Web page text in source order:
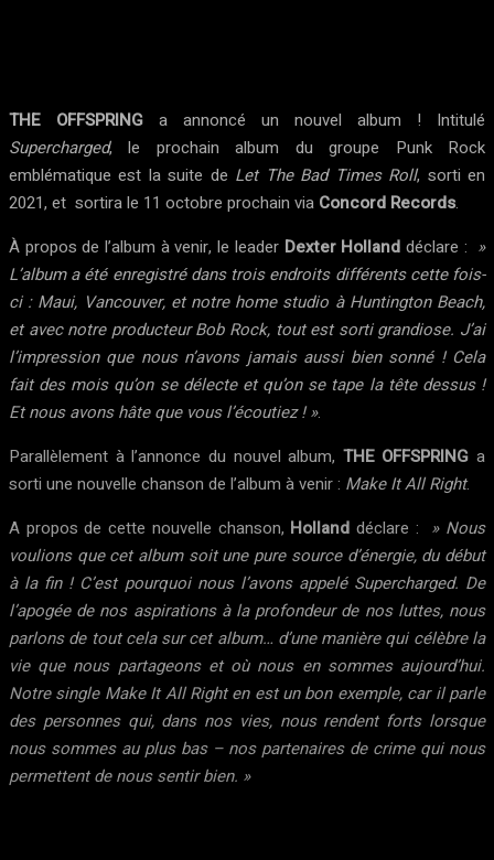
THE OFFSPRING a annoncé un nouvel album ! Intitulé
Supercharged, le prochain album du groupe Punk Rock
emblématique est la suite de Let The Bad Times Roll, sorti en
2021, et sortira le 11 octobre prochain via Concord Records.
À propos de l’album à venir, le leader Dexter Holland déclare : »
L’album a été enregistré dans trois endroits différents cette fois-
ci : Maui, Vancouver, et notre home studio à Huntington Beach,
et avec notre producteur Bob Rock, tout est sorti grandiose. J’ai
l’impression que nous n’avons jamais aussi bien sonné ! Cela
fait des mois qu’on se délecte et qu’on se tape la tête dessus !
Et nous avons hâte que vous l’écoutiez ! ».
Parallèlement à l’annonce du nouvel album, THE OFFSPRING a
sorti une nouvelle chanson de l’album à venir : Make It All Right.
A propos de cette nouvelle chanson, Holland déclare : » Nous
voulions que cet album soit une pure source d’énergie, du début
à la fin ! C’est pourquoi nous l’avons appelé Supercharged. De
l’apogée de nos aspirations à la profondeur de nos luttes, nous
parlons de tout cela sur cet album… d’une manière qui célèbre la
vie que nous partageons et où nous en sommes aujourd’hui.
Notre single Make It All Right en est un bon exemple, car il parle
des personnes qui, dans nos vies, nous rendent forts lorsque
nous sommes au plus bas – nos partenaires de crime qui nous
permettent de nous sentir bien. »